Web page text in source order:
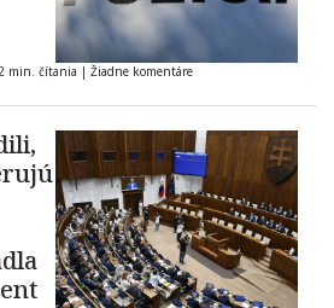
min. čítania | Žiadne komentáre